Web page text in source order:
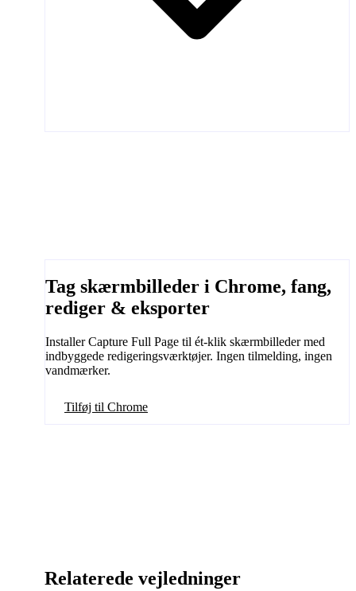
Tag skærmbilleder i Chrome, fang,
rediger & eksporter
Installer Capture Full Page til ét-klik skærmbilleder med
indbyggede redigeringsværktøjer. Ingen tilmelding, ingen
vandmærker.
Tilføj til Chrome
Relaterede vejledninger